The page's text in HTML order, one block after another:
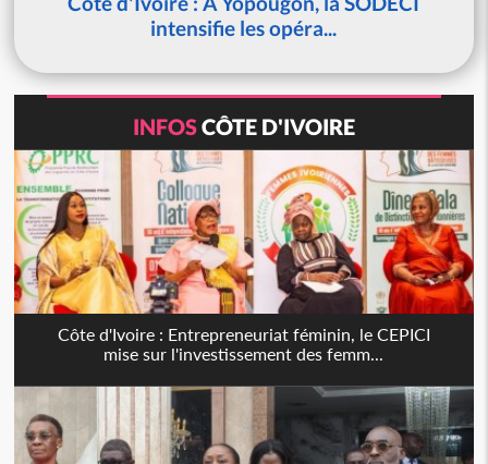
intensifie les opéra...
INFOSCÔTE D'IVOIRE
Côte d'Ivoire : Entrepreneuriat féminin, le CEPICI
mise sur l'investissement des femm...